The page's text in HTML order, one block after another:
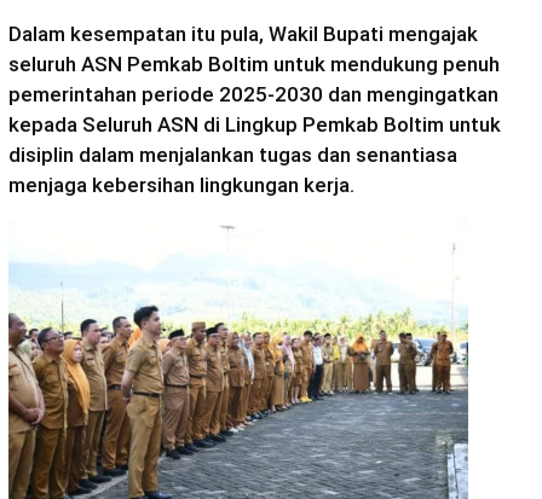
Dalam kesempatan itu pula, Wakil Bupati mengajak
seluruh ASN Pemkab Boltim untuk mendukung penuh
pemerintahan periode 2025-2030 dan mengingatkan
kepada Seluruh ASN di Lingkup Pemkab Boltim untuk
disiplin dalam menjalankan tugas dan senantiasa
menjaga kebersihan lingkungan kerja.